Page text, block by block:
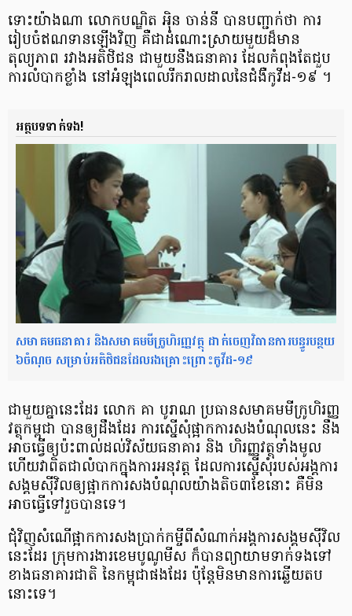
ទោះ​យ៉ាងណា លោក​បណ្ឌិត អុិ​ន ចាន់​នី បាន​បញ្ជាក់​ថា ការ​
រៀបចំ​ឥណទាន​ឡើង​វិញ គឺជា​ដំណោះស្រាយ​មួយ​ដ៏​មាន​
តុល្យភាព រវាង​អតិថិជន ជាមួយនឹង​ធនាគារ ដែល​កំពុង​តែ​ជួប​
ការ​លំបាក​ខ្លាំង នៅ​អំឡុង​ពេល​រីក​រាលដាល​នៃ​ជំងឺ​កូ​វី​ដ​-១៩ ។
អត្ថបទទាក់ទង!
សមាគមធនាគារ និងសមាគមមីក្រូហិរញ្ញវត្ថុ ដាក់ចេញវិធានការបន្ធូរបន្ថយ
៦ចំណុច សម្រាប់អតិថិជន​ដែលរងគ្រោះ​ព្រោះ​កូវីដ-១៩
ជាមួយ​គ្នា​នេះ​ដែរ លោក គា បូរាណ ប្រធាន​សមាគម​មីក្រូហិរញ្ញ
វត្ថុ​កម្ពុជា បាន​ឲ្យ​ដឹង​ដែរ ការ​ស្នើ​សុំ​ផ្អាក​ការ​សងបំណុល​នេះ នឹង​
អាច​ធ្វើ​ឲ្យ​ប៉ះពាល់​ដល់​វិស័យ​ធនាគារ និង ហិរញ្ញវត្ថុ​ទាំងមូល
ហើយ​វា​ពិតជា​លំបាក​ក្នុង​ការ​អនុវត្ត ដែល​ការ​ស្នើ​សុំ​របស់​អង្គការ​
សង្គម​ស៊ី​វិល​ឲ្យ​ផ្អាក​ការ​សងបំណុល​យ៉ាងតិច​៣​ខែ​នោះ គឺ​មិន​
អាច​ធ្វើ​ទៅ​រួច​បាន​ទេ​។
ជុំវិញ​សំណើ​ផ្អាក​ការ​សង​ប្រាក់​កម្ចី​ពី​សំណាក់​អង្គការ​សង្គម​ស៊ី​វិល​
នេះ​ដែរ ក្រុមការងារ​ខេ​ម​បូ​ណូ​មី​ស ក៏​បាន​ព្យាយាម​ទាក់ទង​ទៅ​
ខាង​ធនាគារជាតិ នៃ​កម្ពុជា​ផង​ដែរ ប៉ុន្តែ​មិន​មានការ​ឆ្លើយ​តប​
នោះ​ទេ​។